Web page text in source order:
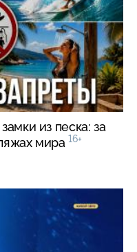
из песка: за
мира 16+